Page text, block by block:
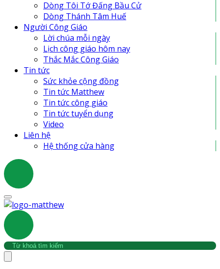
Tu Hội Nô Tỳ Thiên Chúa
Tu Viện Nữ Vương Hòa Bình
Cô Nhi Viện Thánh An Bùi Chu
Trung Tâm Khiếm Thị Nhật Hồng
Dòng Tôi Tớ Đấng Bầu Cử
Dòng Thánh Tâm Huế
Người Công Giáo
Lời chúa mỗi ngày
Lịch công giáo hôm nay
Thắc Mắc Công Giáo
Tin tức
Sức khỏe cộng đồng
Tin tức Matthew
Tin tức công giáo
Tin tức tuyển dụng
Video
Liên hệ
Hệ thống cửa hàng